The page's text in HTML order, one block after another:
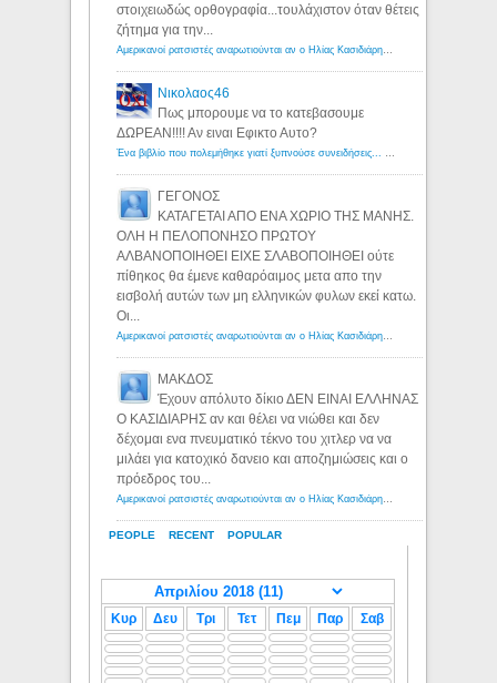
PEOPLE RECENT POPULAR
στοιχειωδώς ορθογραφία...τουλάχιστον όταν θέτεις
ζήτημα για την...
Αμερικανοί ρατσιστές αναρωτιούνται αν ο Ηλίας Κασιδιάρης ανήκει στη λευκή φυλή... - Λόγιος Ερμής
Νικολαος46
Πως μπορουμε να το κατεβασουμε
ΔΩΡΕΑΝ!!!! Αν ειναι Εφικτο Αυτο?
Ένα βιβλίο που πολεμήθηκε γιατί ξυπνούσε συνειδήσεις... - Λόγιος Ερμής | Η γνώση ξεκινάει με την αναζήτηση...
ΓΕΓΟΝΟΣ
ΚΑΤΑΓΕΤΑΙ ΑΠΟ ΕΝΑ ΧΩΡΙΟ ΤΗΣ ΜΑΝΗΣ.
ΟΛΗ Η ΠΕΛΟΠΟΝΗΣΟ ΠΡΩΤΟΥ
ΑΛΒΑΝΟΠΟΙΗΘΕΙ ΕΙΧΕ ΣΛΑΒΟΠΟΙΗΘΕΙ ούτε
πίθηκος θα έμενε καθαρόαιμος μετα απο την
εισβολή αυτών των μη ελληνικών φυλων εκεί κατω.
Οι...
Αμερικανοί ρατσιστές αναρωτιούνται αν ο Ηλίας Κασιδιάρης ανήκει στη λευκή φυλή... - Λόγιος Ερμής
ΜΑΚΔΟΣ
Έχουν απόλυτο δίκιο ΔΕΝ ΕΙΝΑΙ ΕΛΛΗΝΑΣ
Ο ΚΑΣΙΔΙΑΡΗΣ αν και θέλει να νιώθει και δεν
δέχομαι ενα πνευματικό τέκνο του χιτλερ να να
μιλάει για κατοχικό δανειο και αποζημιώσεις και ο
πρόεδρος του...
Αμερικανοί ρατσιστές αναρωτιούνται αν ο Ηλίας Κασιδιάρης ανήκει στη λευκή φυλή... - Λόγιος Ερμής
Κυρ Δευ Τρι Τετ Πεμ Παρ Σαβ